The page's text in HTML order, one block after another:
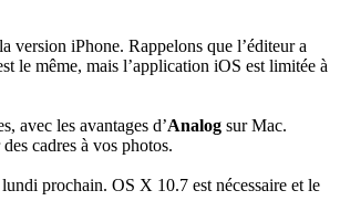
version iPhone. Rappelons que l’éditeur a
le même, mais l’application iOS est limitée à
avec les avantages d’Analog sur Mac.
cadres à vos photos.
prochain. OS X 10.7 est nécessaire et le